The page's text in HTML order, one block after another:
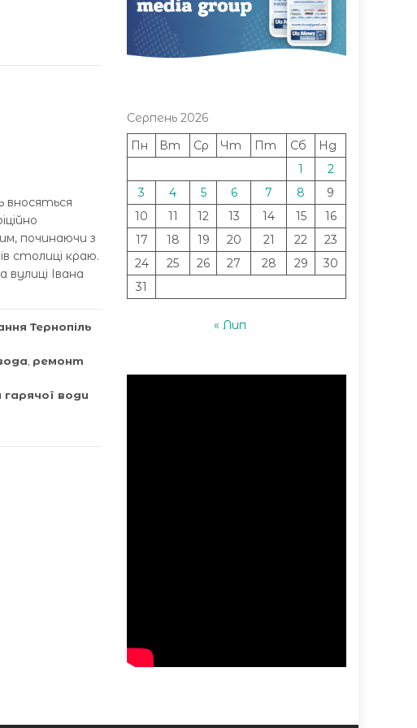
вносяться
починаючи з
столиці краю.
Івана
Тернопіль
ремонт
гарячої води
Серпень 2026
Пн
Вт Ср Чт Пт Сб
Нд
1
2
3
4 5 6 7 8
9
10
11 12 13 14 15
16
17
18 19 20 21 22
23
24
25 26 27 28 29
30
31
« Лип